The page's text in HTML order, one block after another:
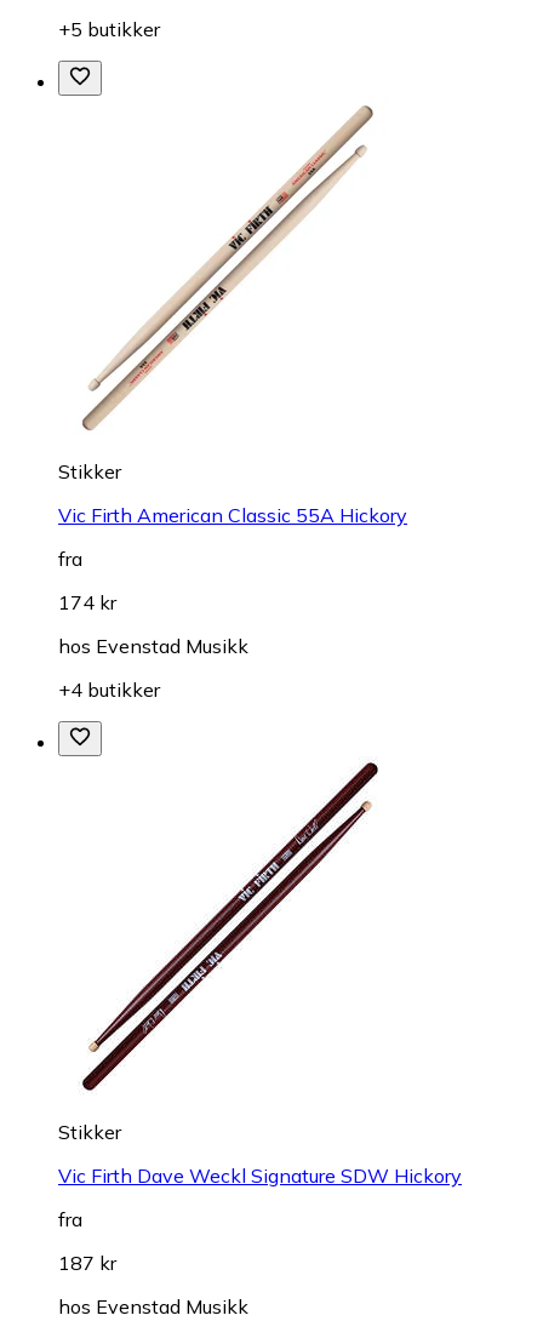
+5 butikker
Stikker
Vic Firth American Classic 55A Hickory
fra
174 kr
hos Evenstad Musikk
+4 butikker
Stikker
Vic Firth Dave Weckl Signature SDW Hickory
fra
187 kr
hos Evenstad Musikk